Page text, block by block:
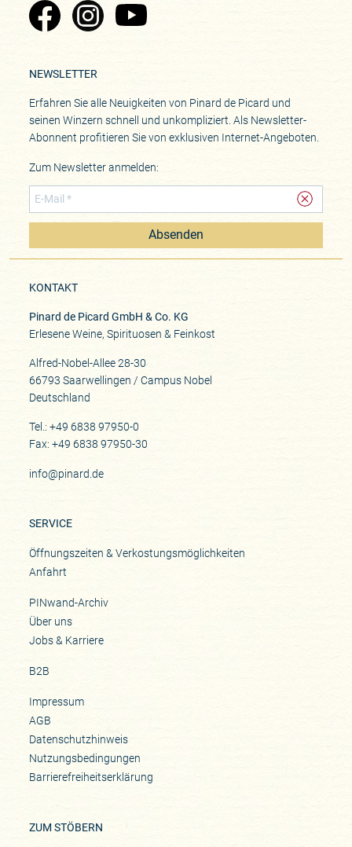
Zu Pinard's Facebook-Seite
Zu Pinard's Instagram-Seite
Zu Pinard's YouTube-Seite
NEWSLETTER
Erfahren Sie alle Neuigkeiten von Pinard de Picard und
seinen Winzern schnell und unkompliziert. Als Newsletter-
Abonnent profitieren Sie von exklusiven Internet-Angeboten.
Zum Newsletter anmelden:
Absenden
KONTAKT
Pinard de Picard GmbH & Co. KG
Erlesene Weine, Spirituosen & Feinkost
Alfred-Nobel-Allee 28-30
66793 Saarwellingen / Campus Nobel
Deutschland
Tel.: +49 6838 97950-0
Fax: +49 6838 97950-30
info@pinard.de
SERVICE
Öffnungszeiten & Verkostungsmöglichkeiten
Anfahrt
PINwand-Archiv
Über uns
Jobs & Karriere
B2B
Impressum
AGB
Datenschutzhinweis
Nutzungsbedingungen
Barrierefreiheitserklärung
ZUM STÖBERN